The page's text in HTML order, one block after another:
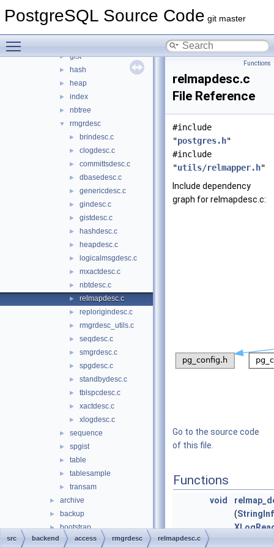
PostgreSQL Source Code git master
► brin
► gist
► hash
► heap
► index
► nbtree
▼ rmgrdesc
► brindesc.c
► clogdesc.c
► committsdesc.c
► dbasedesc.c
► genericdesc.c
► gindesc.c
► gistdesc.c
► hashdesc.c
► heapdesc.c
► logicalmsgdesc.c
► mxactdesc.c
► nbtdesc.c
► relmapdesc.c
► replorigindesc.c
► rmgrdesc_utils.c
► seqdesc.c
► smgrdesc.c
► spgdesc.c
► standbydesc.c
► tblspcdesc.c
► xactdesc.c
► xlogdesc.c
► sequence
► spgist
► table
► tablesample
► transam
► archive
► backup
► bootstrap
► catalog
Functions
relmapdesc.c
File Reference
#include
"postgres.h"
#include
"utils/relmapper.h"
Include dependency
graph for relmapdesc.c:
Go to the source code
of this file.
Functions
void
(
src backend access rmgrdesc relmapdesc.c